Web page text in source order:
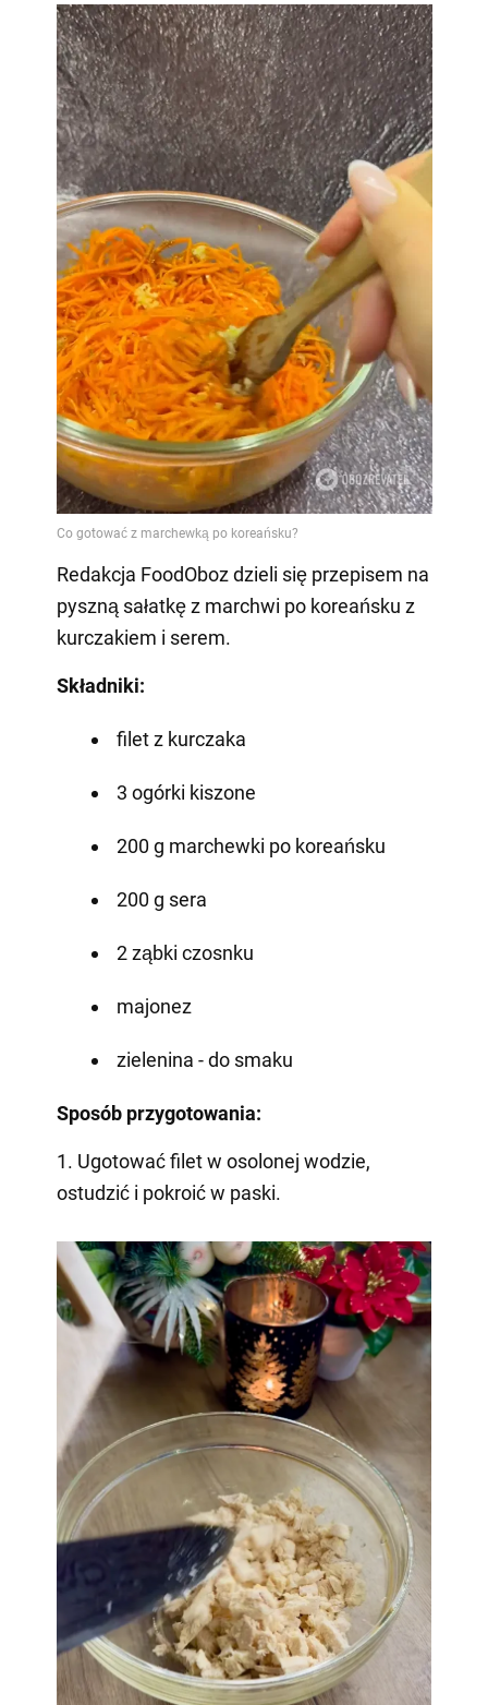
Redakcja FoodOboz dzieli się przepisem na
pyszną sałatkę z marchwi po koreańsku z
kurczakiem i serem.
Składniki:
filet z kurczaka
3 ogórki kiszone
200 g marchewki po koreańsku
200 g sera
2 ząbki czosnku
majonez
zielenina - do smaku
Sposób przygotowania:
1. Ugotować filet w osolonej wodzie,
ostudzić i pokroić w paski.